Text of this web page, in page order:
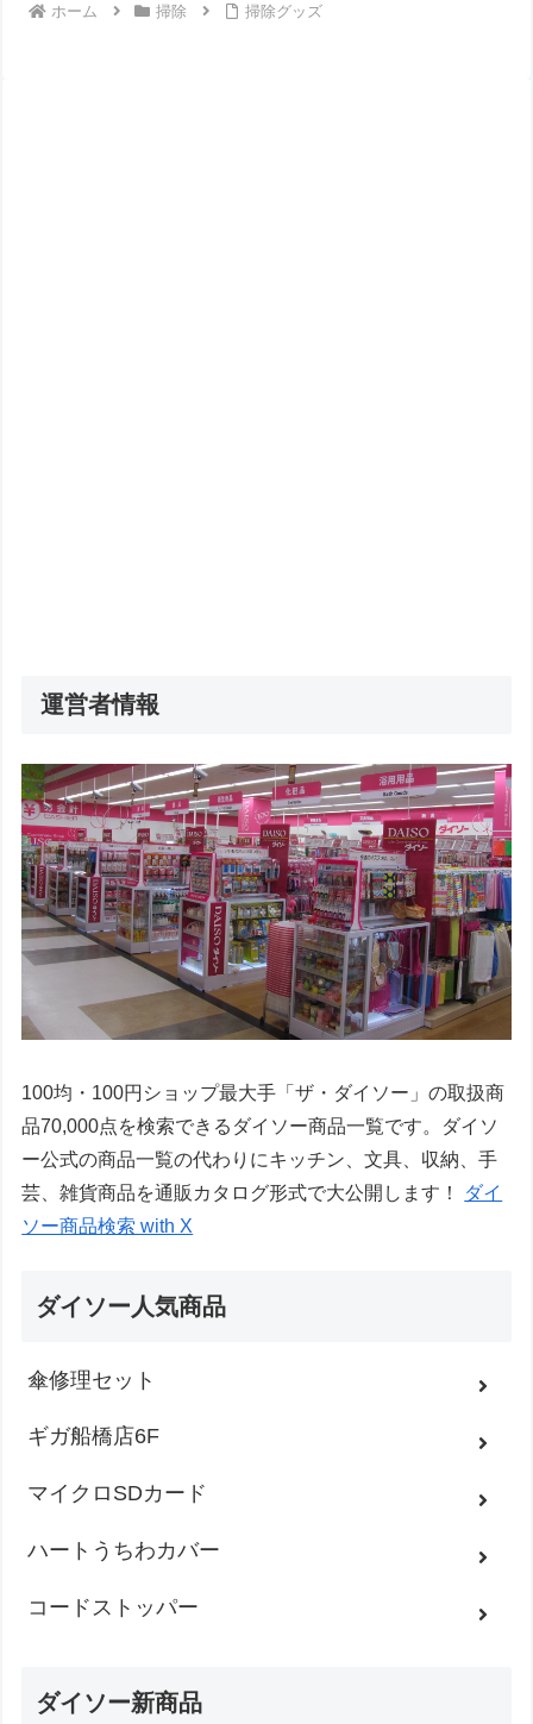
ホーム 掃除 掃除グッズ
運営者情報
100均・100円ショップ最大手「ザ・ダイソー」の取扱商
品70,000点を検索できるダイソー商品一覧です。ダイソ
ー公式の商品一覧の代わりにキッチン、文具、収納、手
芸、雑貨商品を通販カタログ形式で大公開します！
ダイ
ソー商品検索 with X
ダイソー人気商品
傘修理セット
ギガ船橋店6F
マイクロSDカード
ハートうちわカバー
コードストッパー
ダイソー新商品